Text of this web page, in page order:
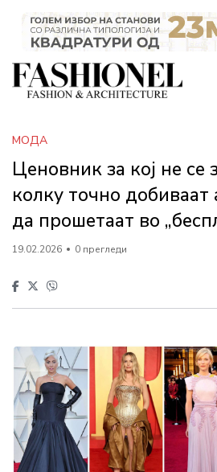
МОДА
Ценовник за кој не се
колку точно добиваат
да прошетаат во
19.02.2026 0 прегледи